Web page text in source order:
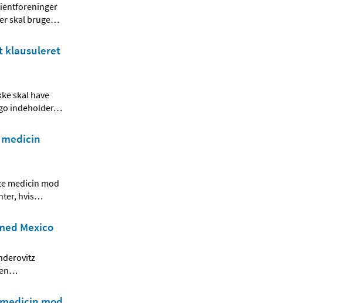
skal bruge…
klausuleret
skal have
indeholder…
medicin mod
hvis…
Mexico
…